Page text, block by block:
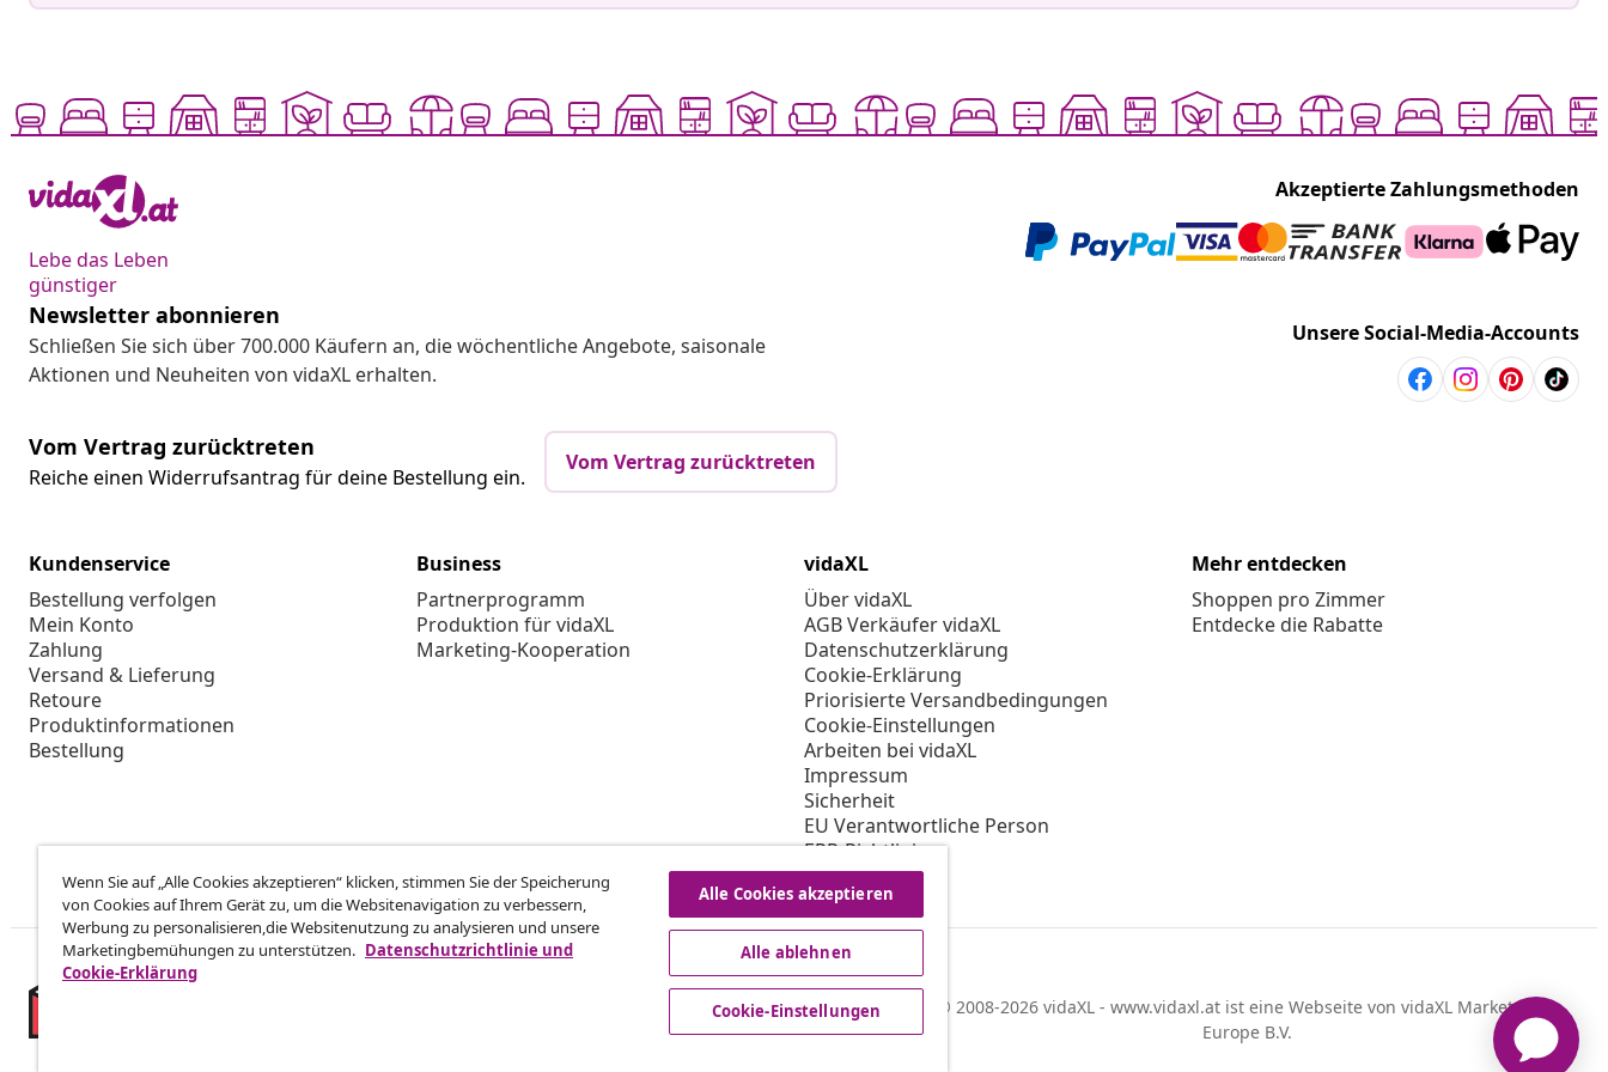
Lebe das Leben
günstiger
Akzeptierte Zahlungsmethoden
Newsletter abonnieren
Schließen Sie sich über 700.000 Käufern an, die wöchentliche Angebote, saisonale
Aktionen und Neuheiten von vidaXL erhalten.
Unsere Social-Media-Accounts
Vom Vertrag zurücktreten
Reiche einen Widerrufsantrag für deine Bestellung ein.
Vom Vertrag zurücktreten
Kundenservice
Bestellung verfolgen
Mein Konto
Zahlung
Versand & Lieferung
Retoure
Produktinformationen
Bestellung
Business
Partnerprogramm
Produktion für vidaXL
Marketing-Kooperation
vidaXL
Über vidaXL
AGB Verkäufer vidaXL
Datenschutzerklärung
Cookie-Erklärung
Priorisierte Versandbedingungen
Cookie-Einstellungen
Arbeiten bei vidaXL
Impressum
Sicherheit
EU Verantwortliche Person
EPR-Richtlinie
Barrierefreiheit
Mehr entdecken
Shoppen pro Zimmer
Entdecke die Rabatte
© 2008-2026 vidaXL - www.vidaxl.at ist eine Webseite von vidaXL Marketplace
Europe B.V.
Wenn Sie auf „Alle Cookies akzeptieren“ klicken, stimmen Sie der Speicherung
von Cookies auf Ihrem Gerät zu, um die Websitenavigation zu verbessern,
Werbung zu personalisieren,die Websitenutzung zu analysieren und unsere
Marketingbemühungen zu unterstützen. Datenschutzrichtlinie und
Cookie-Erklärung
Alle Cookies akzeptieren
Alle ablehnen
Cookie-Einstellungen